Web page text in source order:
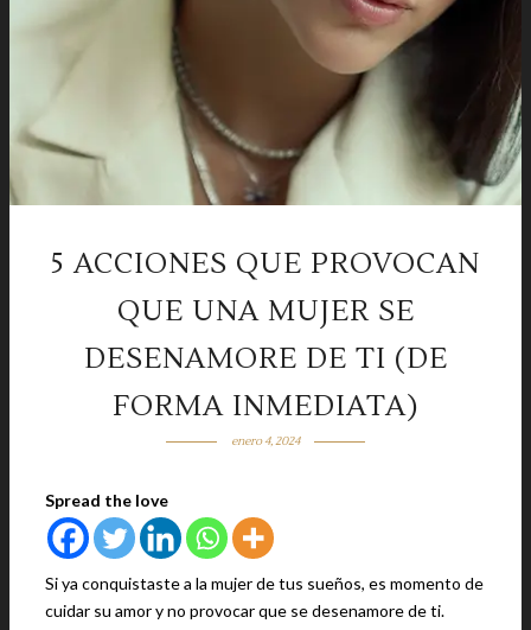
5 ACCIONES QUE PROVOCAN
QUE UNA MUJER SE
DESENAMORE DE TI (DE
FORMA INMEDIATA)
enero 4, 2024
Spread the love
Si ya conquistaste a la mujer de tus sueños, es momento de
cuidar su amor y no provocar que se desenamore de ti.